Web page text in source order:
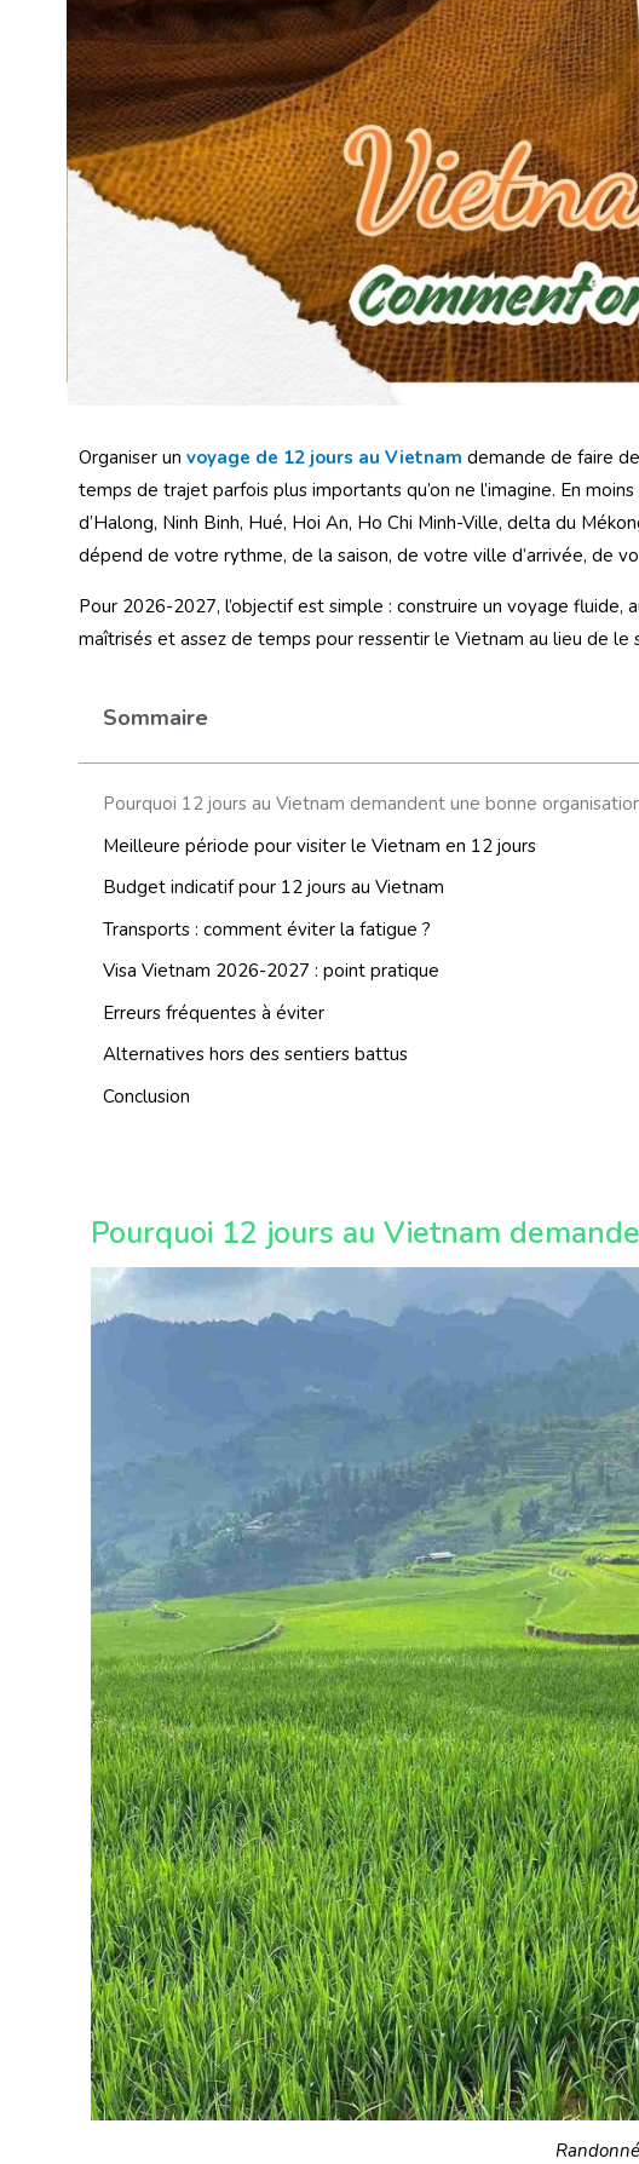
Organiser un voyage de 12 jours au Vietnam demande de faire
temps de trajet parfois plus importants qu’on ne l’imagine. En
d’Halong, Ninh Binh, Hué, Hoi An, Ho Chi Minh-Ville, delta du
dépend de votre rythme, de la saison, de votre ville d’arrivée, de
Pour 2026-2027, l’objectif est simple : construire un voyage
maîtrisés et assez de temps pour ressentir le Vietnam au lieu de le
Sommaire
Pourquoi 12 jours au Vietnam demandent une bonne
Meilleure période pour visiter le Vietnam en 12 jours
Budget indicatif pour 12 jours au Vietnam
Transports : comment éviter la fatigue ?
Visa Vietnam 2026-2027 : point pratique
Erreurs fréquentes à éviter
Alternatives hors des sentiers battus
Conclusion
Pourquoi 12 jours au Vietnam